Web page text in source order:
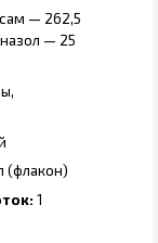
— 262,5
— 25
(флакон)
1